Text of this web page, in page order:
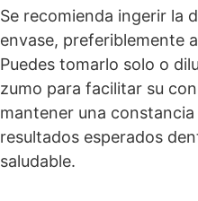
Se recomienda ingerir la
envase, preferiblemente
Puedes tomarlo solo o
zumo para facilitar su
mantener una
resultados esperados
saludable.